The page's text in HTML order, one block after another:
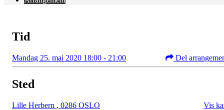
Tid
Mandag 25. mai 2020 18:00 - 21:00 Del
Sted
Lille Herbern , 0286 OSLO Vis